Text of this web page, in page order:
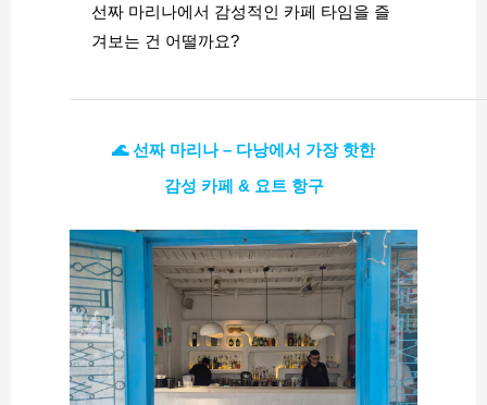
선짜 마리나에서 감성적인 카페 타임을 즐
겨보는 건 어떨까요?
🌊 선짜 마리나 – 다낭에서 가장 핫한
감성 카페 & 요트 항구